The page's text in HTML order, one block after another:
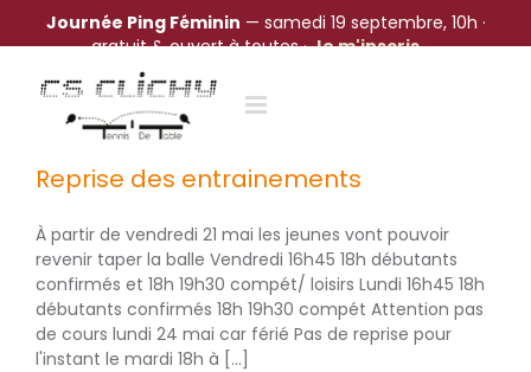
Reprise des entrainements
À partir de vendredi 21 mai les jeunes vont pouvoir
revenir taper la balle Vendredi 16h45 18h débutants
confirmés et 18h 19h30 compét/ loisirs Lundi 16h45 18h
débutants confirmés 18h 19h30 compét Attention pas
de cours lundi 24 mai car férié Pas de reprise pour
l'instant le mardi 18h à [...]
Journée Ping Féminin — samedi 19 septembre, 10h ·
gratuit & ouvert à toutes ·Je m'inscris →